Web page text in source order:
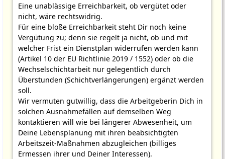
Eine unablässige Erreichbarkeit, ob vergütet oder
nicht, wäre rechtswidrig.
Für eine bloße Erreichbarkeit steht Dir noch keine
Vergütung zu; denn sie regelt ja nicht, ob und mit
welcher Frist ein Dienstplan widerrufen werden kann
(Artikel 10 der EU Richtlinie 2019 / 1552) oder ob die
Wechselschichtarbeit nur gelegentlich durch
Überstunden (Schichtverlängerungen) ergänzt werden
soll.
Wir vermuten gutwillig, dass die Arbeitgeberin Dich in
solchen Ausnahmefällen auf demselben Weg
kontaktieren will wie bei längerer Abwesenheit, um
Deine Lebensplanung mit ihren beabsichtigten
Arbeitszeit-Maßnahmen abzugleichen (billiges
Ermessen ihrer und Deiner Interessen).